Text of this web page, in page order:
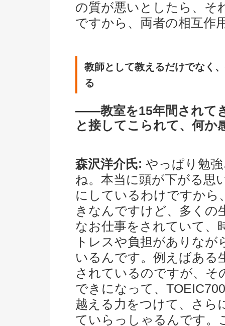
の質が悪いとしたら、そ
ですから、両者の相互作
教師として教えるだけでなく
る
――教室を15年間されて
と接してこられて、何か
森沢洋介氏: やっぱり勉
ね。本当に頭が下がる思
にしているわけですから
きなんですけど、多くの
なお仕事をされていて、
トレスや負担がありな
いるんです。例えばある
されているのですが、そ
できになって、
越える力をつけて、さら
ていらっしゃるんです。